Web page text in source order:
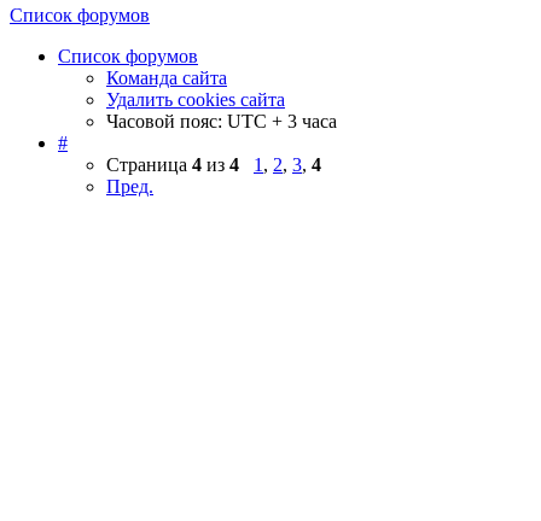
Список форумов
Список форумов
Команда сайта
Удалить cookies сайта
Часовой пояс: UTC + 3 часа
#
Страница 4 из 4 1 , 2, 3, 4
Пред.